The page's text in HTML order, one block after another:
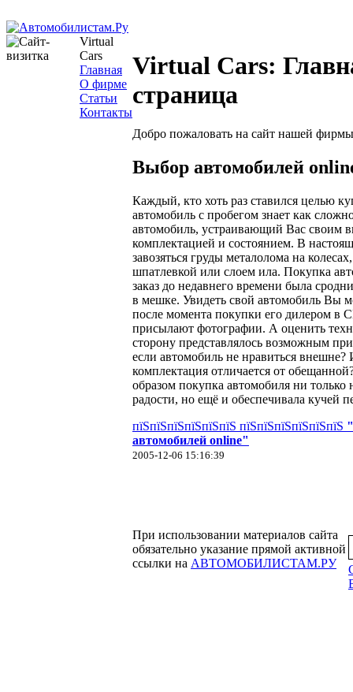
Virtual
Cars
Главная
О фирме
Статьи
Контакты
Virtual Cars:
страница
Добро пожаловать на сайт нашей
Выбор автомобилей
Каждый, кто хоть раз ставился целью
автомобиль с пробегом знает как
автомобиль, устраивающий Вас своим
комплектацией и состоянием. В
завозяться груды металолома на
шпатлевкой или слоем ила. Покупка
заказ до недавнего времени была
в мешке. Увидеть свой автомобиль Вы
после момента покупки его дилером в
присылают фотографии. А оценить
сторону представлялось возможным
если автомобиль не нравиться внешне?
комплектация отличается от
образом покупка автомобиля ни только
радости, но ещё и обеспечивала кучей
пїЅпїЅпїЅпїЅпїЅпїЅ пїЅпїЅпїЅпїЅпїЅпїЅ
автомобилей online"
2005-12-06 15:16:39
При использовании материалов сайта
обязательно указание прямой активной
ссылки на АВТОМОБИЛИСТАМ.РУ